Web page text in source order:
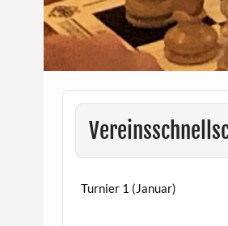
Turnier 1 (Januar)